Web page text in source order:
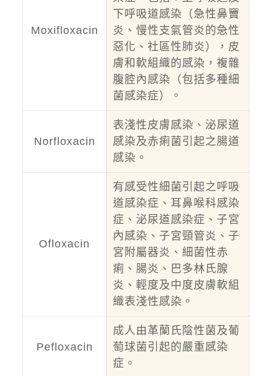
Moxifloxacin
下呼吸道感染（急性鼻竇
炎、慢性支氣管炎的急性
惡化、社區性肺炎），皮
膚和軟組織的感染，複雜
腹腔內感染（包括多種細
菌感染症）。
Norfloxacin
表淺性皮膚感染、泌尿道
感染及赤痢菌引起之腸道
感染。
Ofloxacin
有感受性細菌引起之呼吸
道感染症、耳鼻喉科感染
症、泌尿道感染症、子宮
內感染、子宮頸管炎、子
宮附屬器炎、細菌性赤
痢、腸炎、巴多林氏腺
炎、輕度及中度皮膚軟組
織表淺性感染。
Pefloxacin
成人由革蘭氏陰性菌及葡
萄球菌引起的嚴重感染
症。